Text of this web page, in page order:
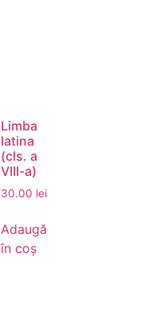
Limba
latina
(cls. a
VIII-a)
30.00 lei
Adaugă
în coș